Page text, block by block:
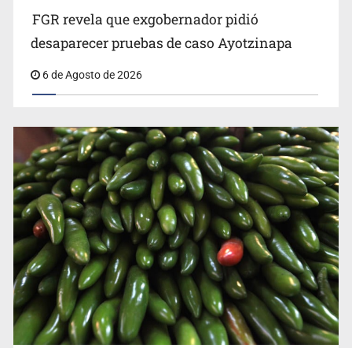
Kershenobich descarta brote de ciclosporiasis en
FGR revela que exgobernador pidió
desaparecer pruebas de caso Ayotzinapa
6 de Agosto de 2026